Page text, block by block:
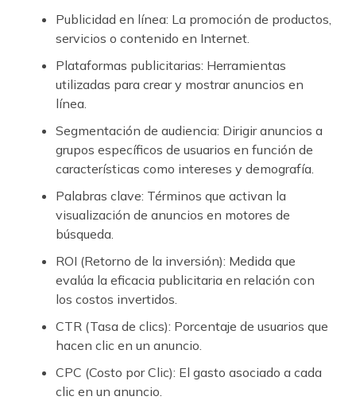
Publicidad en línea: La promoción de productos,
servicios o contenido en Internet.
Plataformas publicitarias: Herramientas
utilizadas para crear y mostrar anuncios en
línea.
Segmentación de audiencia: Dirigir anuncios a
grupos específicos de usuarios en función de
características como intereses y demografía.
Palabras clave: Términos que activan la
visualización de anuncios en motores de
búsqueda.
ROI (Retorno de la inversión): Medida que
evalúa la eficacia publicitaria en relación con
los costos invertidos.
CTR (Tasa de clics): Porcentaje de usuarios que
hacen clic en un anuncio.
CPC (Costo por Clic): El gasto asociado a cada
clic en un anuncio.